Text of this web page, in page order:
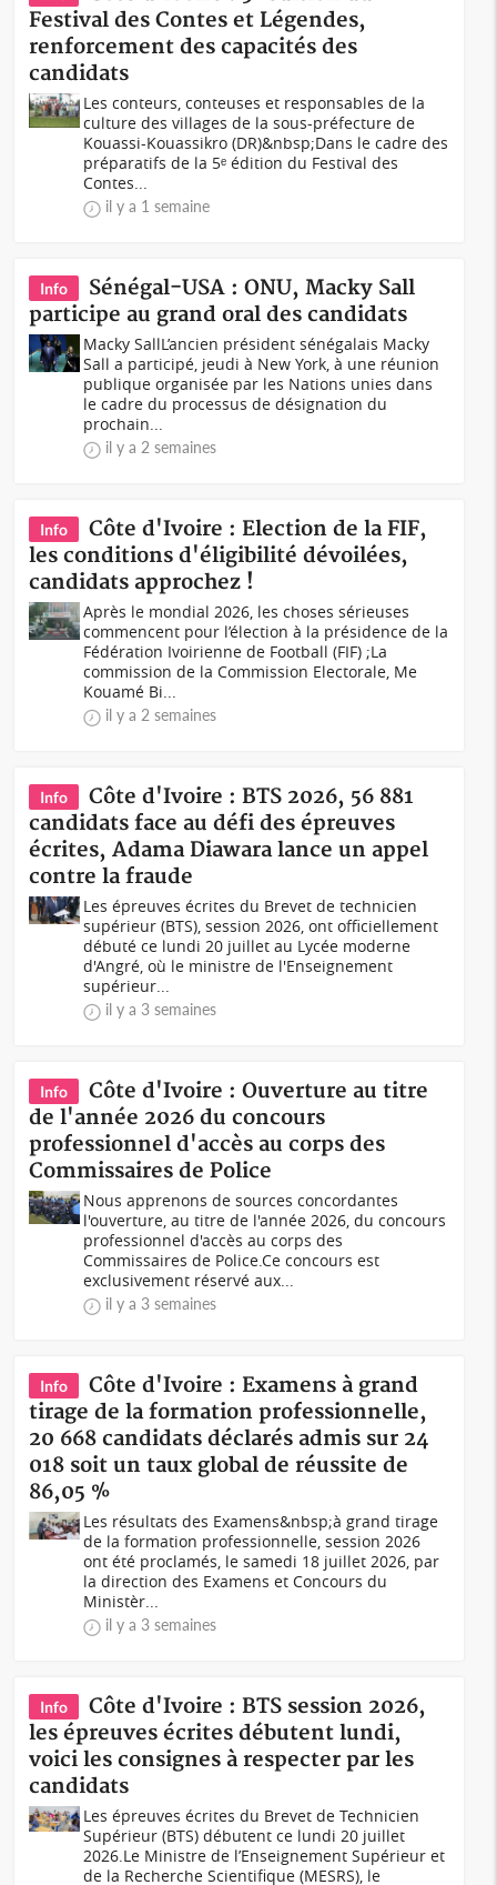
Festival des Contes et Légendes,
renforcement des capacités des
candidats
Les conteurs, conteuses et responsables de la
culture des villages de la sous-préfecture de
Kouassi-Kouassikro (DR)&nbsp;Dans le cadre des
préparatifs de la 5ᵉ édition du Festival des
Contes...
il y a 1 semaine
Info
Sénégal-USA : ONU, Macky Sall
participe au grand oral des candidats
Macky SallL’ancien président sénégalais Macky
Sall a participé, jeudi à New York, à une réunion
publique organisée par les Nations unies dans
le cadre du processus de désignation du
prochain...
il y a 2 semaines
Info
Côte d'Ivoire : Election de la FIF,
les conditions d'éligibilité dévoilées,
candidats approchez !
Après le mondial 2026, les choses sérieuses
commencent pour l’élection à la présidence de la
Fédération Ivoirienne de Football (FIF) ;La
commission de la Commission Electorale, Me
Kouamé Bi...
il y a 2 semaines
Info
Côte d'Ivoire : BTS 2026, 56 881
candidats face au défi des épreuves
écrites, Adama Diawara lance un appel
contre la fraude
Les épreuves écrites du Brevet de technicien
supérieur (BTS), session 2026, ont officiellement
débuté ce lundi 20 juillet au Lycée moderne
d'Angré, où le ministre de l'Enseignement
supérieur...
il y a 3 semaines
Info
Côte d'Ivoire : Ouverture au titre
de l'année 2026 du concours
professionnel d'accès au corps des
Commissaires de Police
Nous apprenons de sources concordantes
l'ouverture, au titre de l'année 2026, du concours
professionnel d'accès au corps des
Commissaires de Police.Ce concours est
exclusivement réservé aux...
il y a 3 semaines
Info
Côte d'Ivoire : Examens à grand
tirage de la formation professionnelle,
20 668 candidats déclarés admis sur 24
018 soit un taux global de réussite de
86,05 %
Les résultats des Examens&nbsp;à grand tirage
de la formation professionnelle, session 2026
ont été proclamés, le samedi 18 juillet 2026, par
la direction des Examens et Concours du
Ministèr...
il y a 3 semaines
Info
Côte d'Ivoire : BTS session 2026,
les épreuves écrites débutent lundi,
voici les consignes à respecter par les
candidats
Les épreuves écrites du Brevet de Technicien
Supérieur (BTS) débutent ce lundi 20 juillet
2026.Le Ministre de l’Enseignement Supérieur et
de la Recherche Scientifique (MESRS), le